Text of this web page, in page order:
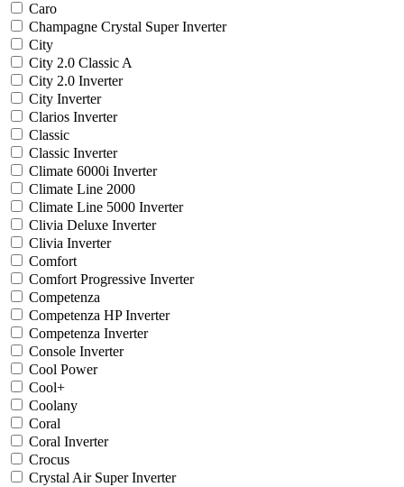
Caro
Champagne Crystal Super Inverter
City
City 2.0 Classic A
City 2.0 Inverter
City Inverter
Clarios Inverter
Classic
Classic Inverter
Climate 6000i Inverter
Climate Line 2000
Climate Line 5000 Inverter
Clivia Deluxe Inverter
Clivia Inverter
Comfort
Comfort Progressive Inverter
Competenza
Competenza HP Inverter
Competenza Inverter
Console Inverter
Cool Power
Cool+
Coolany
Coral
Coral Inverter
Crocus
Crystal Air Super Inverter